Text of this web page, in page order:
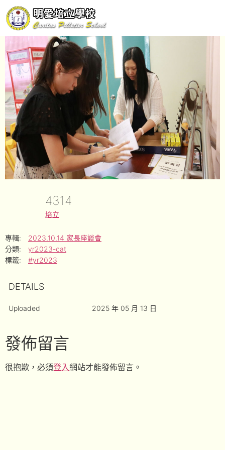
4314
培立
專輯:
2023.10.14 家長座談會
分類:
yr2023-cat
標籤:
#yr2023
DETAILS
Uploaded 2025 年 05 月 13 日
發佈留言
很抱歉，必須登入網站才能發佈留言。